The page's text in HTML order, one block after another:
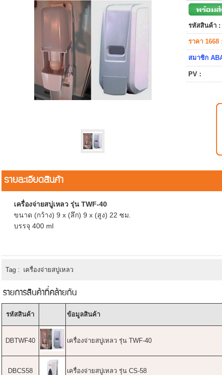
รหัสสินค้า :
ราคา 1668
สมาชิก
PV :
รายละเอียดสินค้า
เครื่องจ่ายสบู่เหลว รุ่น TWF-40
ขนาด (กว้าง) 9 x (ลึก) 9 x (สูง) 22 ซม.
บรรจุ 400 ml
Tag : เครื่องจ่ายสบู่เหลว
รายการสินค้าที่คล้ายกัน
รหัสสินค้า ข้อมูลสินค้า
DBTWF40 เครื่องจ่ายสบู่เหลว รุ่น TWF-40
DBCS58 เครื่องจ่ายสบู่เหลว รุ่น CS-58